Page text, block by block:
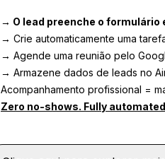
→ O lead preenche o formulário
→ Crie automaticamente uma
→ Agende uma reunião pelo
→ Armazene dados de leads no
Acompanhamento profissional =
Zero no-shows. Fully